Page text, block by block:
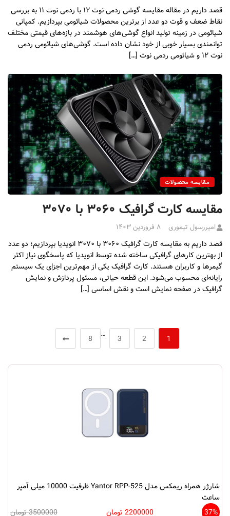
قصد داریم در مقاله مقایسه گوشی ردمی نوت ۱۲ با ردمی نوت ۱۱ به بررسی
نقاط ضعف و قوت دو عدد از برترین محصولات شیائومی بپردازیم. کمپانی
شیائومی در زمینه تولید انواع گوشی‌های هوشمند در بازه‌های قیمتی مختلف
توانمندی بسیار خوبی از خود نشان داده است. گوشی‌های شیائومی ردمی
نوت ۱۲ و شیائومی ردمی نوت […]
مقایسه محصولات
مقایسه کارت گرافیک ۳۰۶۰ با ۳۰۷۰
امیررسول تیموری ۸ فروردین ۱۴۰۳
قصد داریم به مقایسه کارت گرافیک ۳۰۶۰ با ۳۰۷۰ انویدیا بپردازیم؛ دو عدد
از بهترین کارهای گرافیکی ساخته شده توسط انویدیا که پاسخگوی نیاز اکثر
گیمرها و کاربران هستند. کارت گرافیک یکی از مهم‌ترین اجزای یک سیستم
رایانه‌ای محسوب می‌شود. این قطعه حیاتی، مسئول پردازش و نمایش
گرافیک در صفحه نمایش است و نقش اساسی […]
1
2
3
…
8
شارژر همراه ریمکس مدل Yantor RPP-525 ظرفیت 10000 میلی‌ آمپر
ساعت
37%
2200000 تومان 3500000 تومان